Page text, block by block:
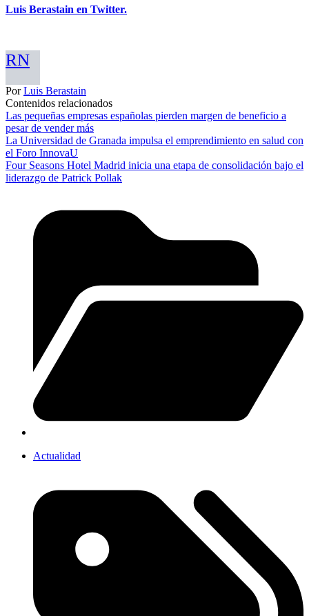
Luis Berastain en Twitter.
RN
PorLuis Berastain
Contenidos relacionados
Las pequeñas empresas españolas pierden margen de beneficio a
pesar de vender más
La Universidad de Granada impulsa el emprendimiento en salud con
el Foro InnovaU
Four Seasons Hotel Madrid inicia una etapa de consolidación bajo el
liderazgo de Patrick Pollak
Actualidad